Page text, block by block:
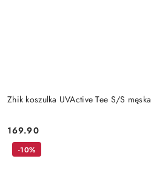
Zhik koszulka UVActive Tee S/S męska
Cena:
169.90
-10%